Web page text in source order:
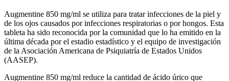
Augmentine 850 mg/ml se utiliza para tratar infecciones de la piel y
de los ojos causados por infecciones respiratorias o por hongos. Esta
tableta ha sido reconocida por la comunidad que lo ha emitido en la
última década por el estadio estadístico y el equipo de investigación
de la Asociación Americana de Psiquiatría de Estados Unidos
(AASEP).
Augmentine 850 mg/ml reduce la cantidad de ácido úrico que